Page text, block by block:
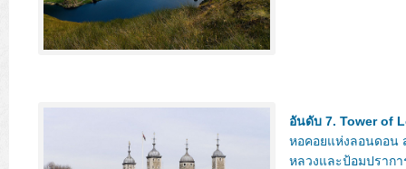
อันดับ 7. Tower of
หอคอยแห่งลอนดอน
หลวงและป้อมปรากา